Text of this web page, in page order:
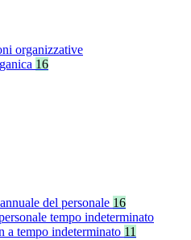
organizzative
16
del personale 16
tempo indeterminato
a tempo indeterminato 11